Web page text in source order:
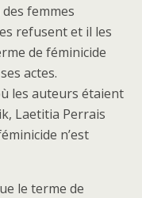
femmes
refusent et il les
de féminicide
actes.
les auteurs étaient
Laetitia Perrais
n’est
le terme de